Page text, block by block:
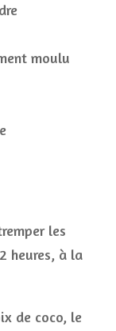
moulu
les
heures, à la
de coco, le